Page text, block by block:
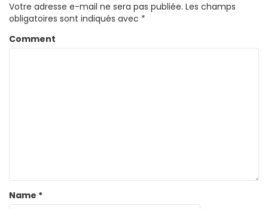
Votre adresse e-mail ne sera pas publiée. Les champs
obligatoires sont indiqués avec *
Comment
Name *